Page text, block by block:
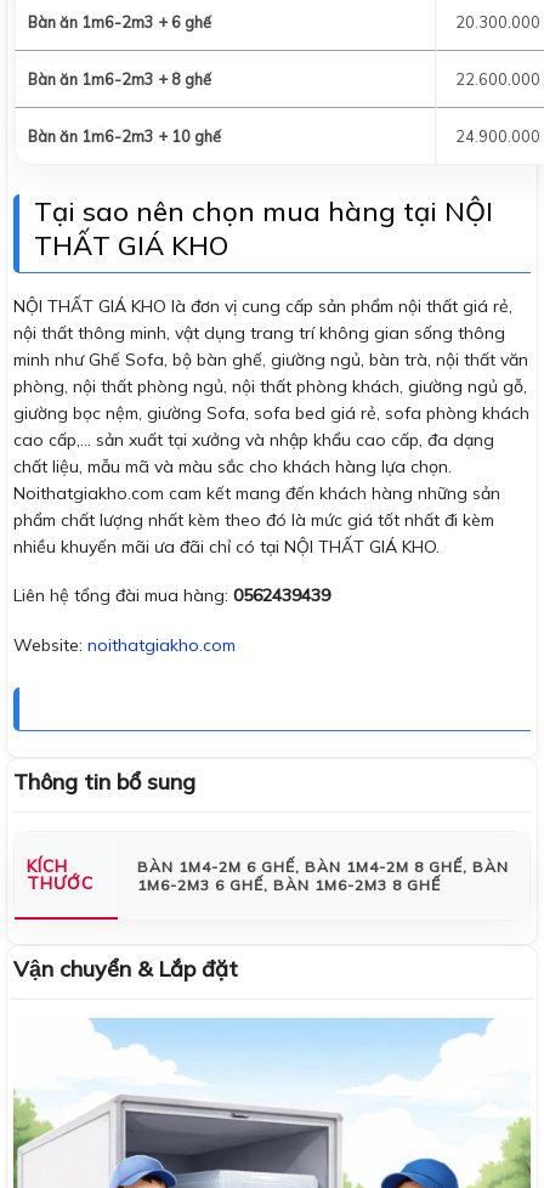
Bàn ăn 1m6-2m3 + 6 ghế 20.300.000
Bàn ăn 1m6-2m3 + 8 ghế 22.600.000
Bàn ăn 1m6-2m3 + 10 ghế 24.900.000
Tại sao nên chọn mua hàng tại NỘI
THẤT GIÁ KHO
NỘI THẤT GIÁ KHO là đơn vị cung cấp sản phẩm nội thất giá rẻ,
nội thất thông minh, vật dụng trang trí không gian sống thông
minh như Ghế Sofa, bộ bàn ghế, giường ngủ, bàn trà, nội thất văn
phòng, nội thất phòng ngủ, nội thất phòng khách, giường ngủ gỗ,
giường bọc nệm, giường Sofa, sofa bed giá rẻ, sofa phòng khách
cao cấp,… sản xuất tại xưởng và nhập khẩu cao cấp, đa dạng
chất liệu, mẫu mã và màu sắc cho khách hàng lựa chọn.
Noithatgiakho.com cam kết mang đến khách hàng những sản
phẩm chất lượng nhất kèm theo đó là mức giá tốt nhất đi kèm
nhiều khuyến mãi ưa đãi chỉ có tại NỘI THẤT GIÁ KHO.
Liên hệ tổng đài mua hàng: 0562439439
Website: noithatgiakho.com
Thông tin bổ sung
KÍCH
THƯỚC
BÀN 1M4-2M 6 GHẾ, BÀN 1M4-2M 8 GHẾ, BÀN
1M6-2M3 6 GHẾ, BÀN 1M6-2M3 8 GHẾ
Vận chuyển & Lắp đặt